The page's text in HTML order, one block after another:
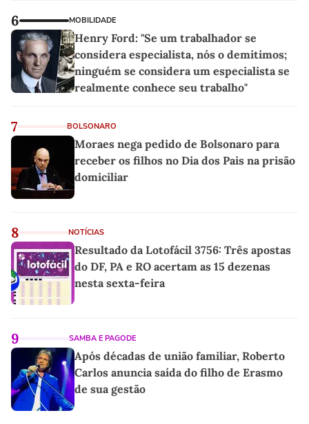
6 MOBILIDADE
Henry Ford: "Se um trabalhador se
considera especialista, nós o demitimos;
ninguém se considera um especialista se
realmente conhece seu trabalho"
7 BOLSONARO
Moraes nega pedido de Bolsonaro para
receber os filhos no Dia dos Pais na prisão
domiciliar
8 NOTÍCIAS
Resultado da Lotofácil 3756: Três apostas
do DF, PA e RO acertam as 15 dezenas
nesta sexta-feira
9 SAMBA E PAGODE
Após décadas de união familiar, Roberto
Carlos anuncia saída do filho de Erasmo
de sua gestão